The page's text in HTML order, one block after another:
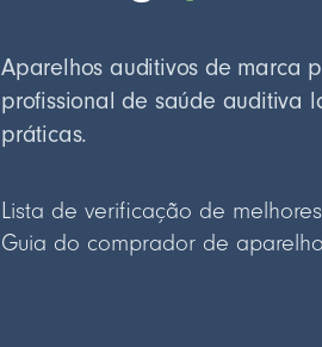
Aparelhos auditivos de marca
profissional de saúde auditiva
práticas.
Lista de verificação de
Guia do comprador de